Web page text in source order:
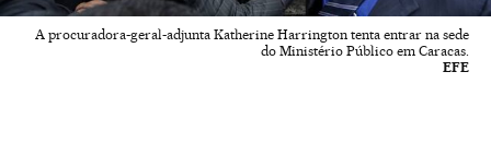
A procuradora-geral-adjunta Katherine Harrington tenta entrar na sede
do Ministério Público em Caracas.
EFE